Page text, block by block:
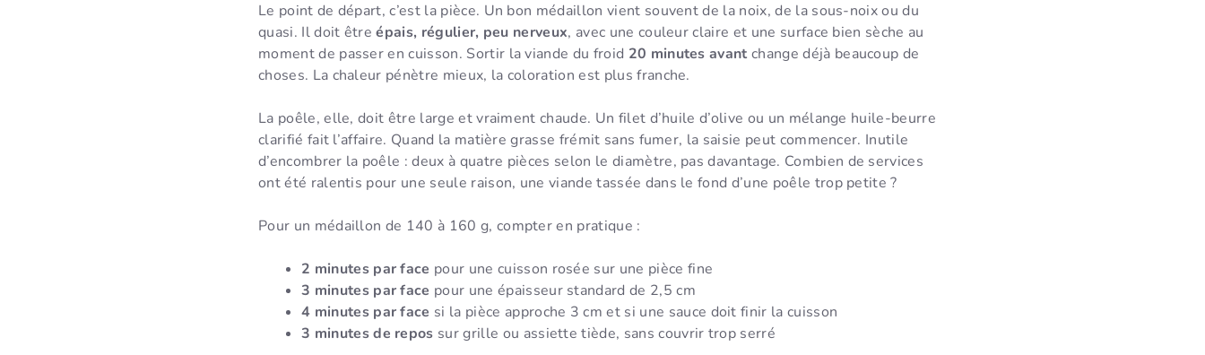
Le point de départ, c’est la pièce. Un bon médaillon vient souvent de la noix, de la sous-noix ou du
quasi. Il doit êtreépais, régulier, peu nerveux, avec une couleur claire et une surface bien sèche au
moment de passer en cuisson. Sortir la viande du froid 20 minutes avant change déjà beaucoup de
choses. La chaleur pénètre mieux, la coloration est plus franche.
La poêle, elle, doit être large et vraiment chaude. Un filet d’huile d’olive ou un mélange huile-beurre
clarifié fait l’affaire. Quand la matière grasse frémit sans fumer, la saisie peut commencer. Inutile
d’encombrer la poêle : deux à quatre pièces selon le diamètre, pas davantage. Combien de services
ont été ralentis pour une seule raison, une viande tassée dans le fond d’une poêle trop petite ?
Pour un médaillon de 140 à 160 g, compter en pratique :
2 minutes par face pour une cuisson rosée sur une pièce fine
3 minutes par face pour une épaisseur standard de 2,5 cm
4 minutes par face si la pièce approche 3 cm et si une sauce doit finir la cuisson
3 minutes de repos sur grille ou assiette tiède, sans couvrir trop serré